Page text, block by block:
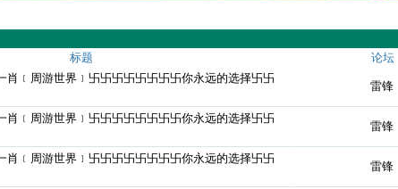
标题 论坛
肖﹝周游世界﹞卐卐卐卐卐卐卐卐你永远的选择卐卐
雷锋
肖﹝周游世界﹞卐卐卐卐卐卐卐卐你永远的选择卐卐
雷锋
肖﹝周游世界﹞卐卐卐卐卐卐卐卐你永远的选择卐卐
雷锋